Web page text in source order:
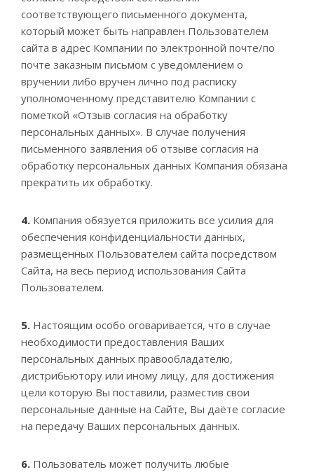
соответствующего письменного документа,
который может быть направлен Пользователем
сайта в адрес Компании по электронной почте/по
почте заказным письмом с уведомлением о
вручении либо вручен лично под расписку
уполномоченному представителю Компании с
пометкой «Отзыв согласия на обработку
персональных данных». В случае получения
письменного заявления об отзыве согласия на
обработку персональных данных Компания обязана
прекратить их обработку.
4. Компания обязуется приложить все усилия для
обеспечения конфиденциальности данных,
размещенных Пользователем сайта посредством
Сайта, на весь период использования Сайта
Пользователем.
5. Настоящим особо оговаривается, что в случае
необходимости предоставления Ваших
персональных данных правообладателю,
дистрибьютору или иному лицу, для достижения
цели которую Вы поставили, разместив свои
персональные данные на Сайте, Вы даёте согласие
на передачу Ваших персональных данных.
6. Пользователь может получить любые